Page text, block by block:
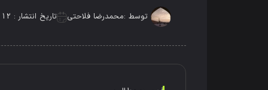
توسط :محمدرضا فلاحتی تاریخ انتشار : 12 دسامبر 2025